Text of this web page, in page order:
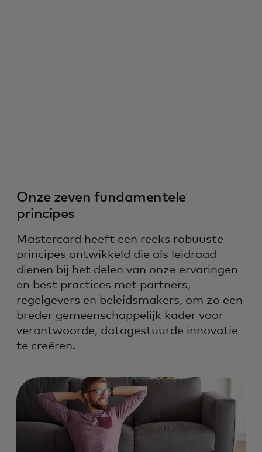
Onze zeven fundamentele
principes
Mastercard heeft een reeks robuuste
principes ontwikkeld die als leidraad
dienen bij het delen van onze ervaringen
en best practices met partners,
regelgevers en beleidsmakers, om zo een
breder gemeenschappelijk kader voor
verantwoorde, datagestuurde innovatie
te creëren.